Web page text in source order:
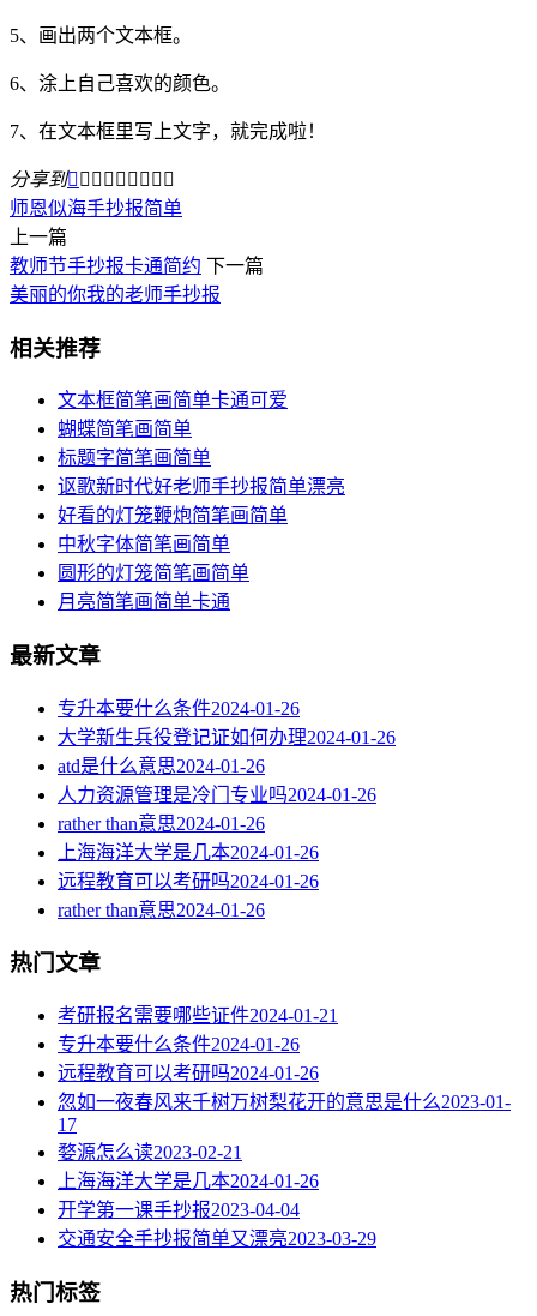
5、画出两个文本框。
6、涂上自己喜欢的颜色。
7、在文本框里写上文字，就完成啦！
分享到        
师恩似海手抄报简单
上一篇
教师节手抄报卡通简约 下一篇
美丽的你我的老师手抄报
相关推荐
文本框简笔画简单卡通可爱
蝴蝶简笔画简单
标题字简笔画简单
讴歌新时代好老师手抄报简单漂亮
好看的灯笼鞭炮简笔画简单
中秋字体简笔画简单
圆形的灯笼简笔画简单
月亮简笔画简单卡通
最新文章
专升本要什么条件2024-01-26
大学新生兵役登记证如何办理2024-01-26
atd是什么意思2024-01-26
人力资源管理是冷门专业吗2024-01-26
rather than意思2024-01-26
上海海洋大学是几本2024-01-26
远程教育可以考研吗2024-01-26
rather than意思2024-01-26
热门文章
考研报名需要哪些证件2024-01-21
专升本要什么条件2024-01-26
远程教育可以考研吗2024-01-26
忽如一夜春风来千树万树梨花开的意思是什么2023-01-
17
婺源怎么读2023-02-21
上海海洋大学是几本2024-01-26
开学第一课手抄报2023-04-04
交通安全手抄报简单又漂亮2023-03-29
热门标签